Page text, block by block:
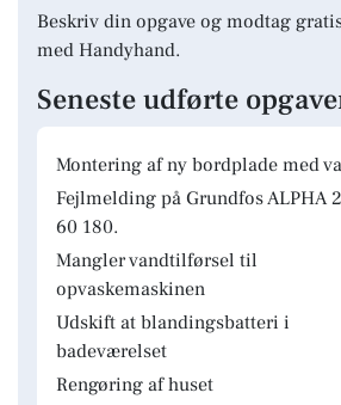
Beskriv din opgave og modtag
med Handyhand.
Seneste udførte
Montering af ny bordplade med
Fejlmelding på Grundfos ALPHA
60 180.
Mangler vandtilførsel til
opvaskemaskinen
Udskift at blandingsbatteri i
badeværelset
Rengøring af huset